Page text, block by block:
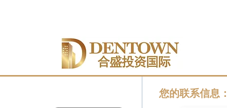
您的联系信息